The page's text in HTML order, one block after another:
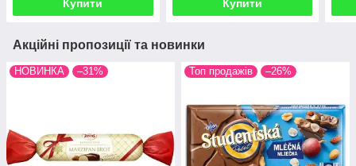
Купити Купити
Акційні пропозиції та новинки
НОВИНКА –31% Топ продажів –26%